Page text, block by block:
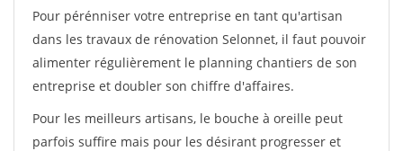
Pour pérénniser votre entreprise en tant qu'artisan
dans les travaux de rénovation Selonnet, il faut pouvoir
alimenter régulièrement le planning chantiers de son
entreprise et doubler son chiffre d'affaires.
Pour les meilleurs artisans, le bouche à oreille peut
parfois suffire mais pour les désirant progresser et